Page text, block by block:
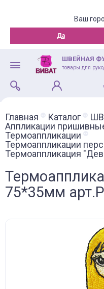
Ваш
Да
ШВЕЙНАЯ
товары для
Главная Каталог
Аппликации
Термоаппликации
Термоаппликации
Термоаппликация
75*35мм